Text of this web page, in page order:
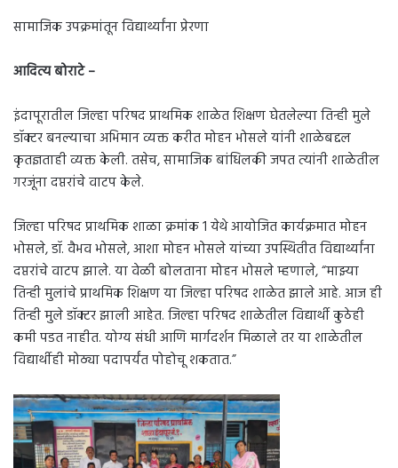
सामाजिक उपक्रमांतून विद्यार्थ्यांना प्रेरणा
आदित्य बोराटे –
इंदापूरातील जिल्हा परिषद प्राथमिक शाळेत शिक्षण घेतलेल्या तिन्ही मुले
डॉक्टर बनल्याचा अभिमान व्यक्त करीत मोहन भोसले यांनी शाळेबद्दल
कृतज्ञताही व्यक्त केली. तसेच, सामाजिक बांधिलकी जपत त्यांनी शाळेतील
गरजूंना दप्तरांचे वाटप केले.
जिल्हा परिषद प्राथमिक शाळा क्रमांक 1 येथे आयोजित कार्यक्रमात मोहन
भोसले, डॉ. वैभव भोसले, आशा मोहन भोसले यांच्या उपस्थितीत विद्यार्थ्यांना
दप्तरांचे वाटप झाले. या वेळी बोलताना मोहन भोसले म्हणाले, “माझ्या
तिन्ही मुलांचे प्राथमिक शिक्षण या जिल्हा परिषद शाळेत झाले आहे. आज ही
तिन्ही मुले डॉक्टर झाली आहेत. जिल्हा परिषद शाळेतील विद्यार्थी कुठेही
कमी पडत नाहीत. योग्य संधी आणि मार्गदर्शन मिळाले तर या शाळेतील
विद्यार्थीही मोठ्या पदापर्यंत पोहोचू शकतात.”